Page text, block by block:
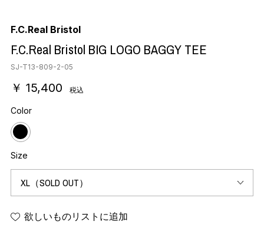
F.C.Real Bristol
F.C.Real Bristol BIG LOGO BAGGY TEE
SJ-T13-809-2-05
￥ 15,400 税込
Color
Size
欲しいものリストに追加